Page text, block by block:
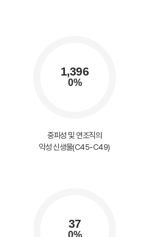
중피성 및 연조직의
악성 신생물(C45-C49)